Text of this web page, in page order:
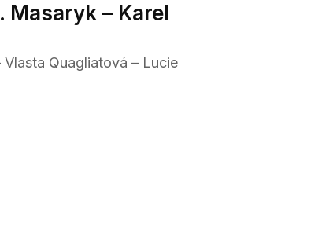
Masaryk – Karel
Quagliatová – Lucie